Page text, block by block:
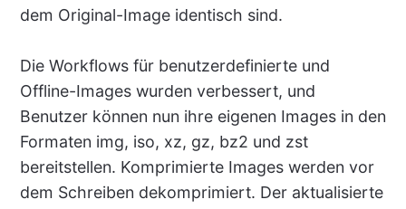
dem Original-Image identisch sind.
Die Workflows für benutzerdefinierte und
Offline-Images wurden verbessert, und
Benutzer können nun ihre eigenen Images in den
Formaten img, iso, xz, gz, bz2 und zst
bereitstellen. Komprimierte Images werden vor
dem Schreiben dekomprimiert. Der aktualisierte